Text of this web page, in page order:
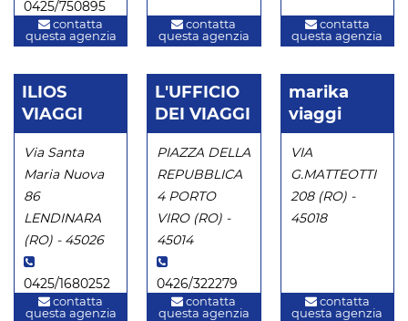
0425/750895
contatta
questa agenzia
contatta
questa agenzia
contatta
questa agenzia
ILIOS
VIAGGI
Via Santa
Maria Nuova
86
LENDINARA
(RO) - 45026
0425/1680252
contatta
questa agenzia
L'UFFICIO
DEI VIAGGI
PIAZZA DELLA
REPUBBLICA
4 PORTO
VIRO (RO) -
45014
0426/322279
contatta
questa agenzia
marika
viaggi
VIA
G.MATTEOTTI
208 (RO) -
45018
contatta
questa agenzia